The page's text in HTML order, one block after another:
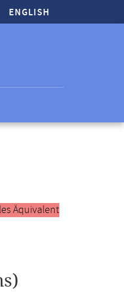
ENGLISH
Äquivalent